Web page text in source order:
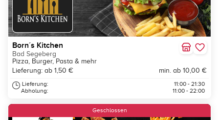
Born´s Kitchen
Bad Segeberg
Pizza, Burger, Pasta & mehr
Lieferung: ab 1,50 €
min. ab 10,00 €
Lieferung:
Abholung:
11:00 - 21:30
11:00 - 22:00
Geschlossen